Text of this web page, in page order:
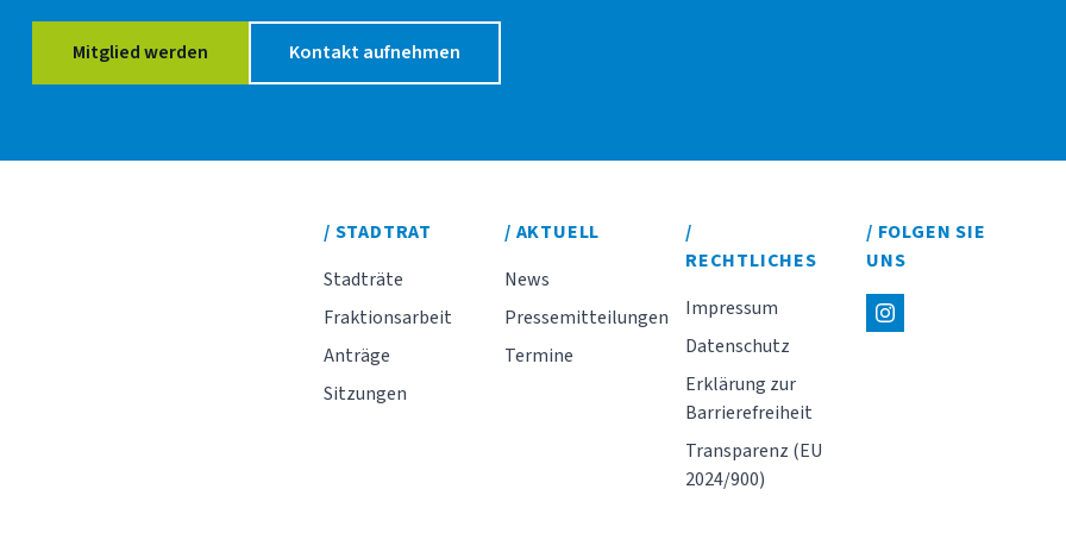
Mitglied werden Kontakt aufnehmen
/ STADTRAT
Stadträte
Fraktionsarbeit
Anträge
Sitzungen
/ AKTUELL
News
Pressemitteilungen
Termine
/
RECHTLICHES
Impressum
Datenschutz
Erklärung zur
Barrierefreiheit
Transparenz (EU
2024/900)
/ FOLGEN SIE
UNS